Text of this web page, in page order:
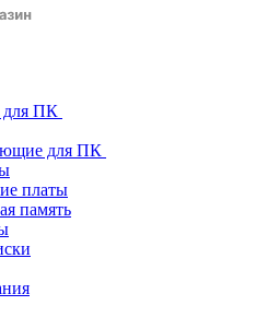
для ПК
для ПК
платы
память